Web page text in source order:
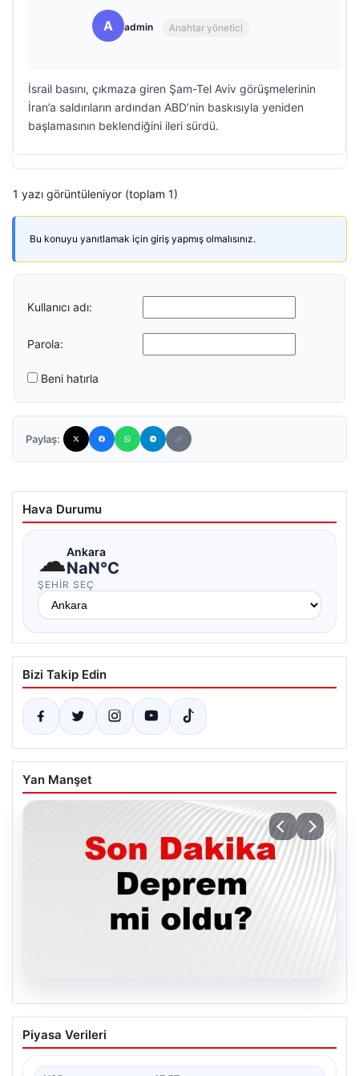
A admin Anahtar yönetici
İsrail basını, çıkmaza giren Şam-Tel Aviv görüşmelerinin
İran’a saldırıların ardından ABD’nin baskısıyla yeniden
başlamasının beklendiğini ileri sürdü.
1 yazı görüntüleniyor (toplam 1)
Bu konuyu yanıtlamak için giriş yapmış olmalısınız.
Kullanıcı adı:
Parola:
Beni hatırla
Paylaş:
Hava Durumu
☁Ankara
NaN°C
ŞEHIR SEÇ
Bizi Takip Edin
Yan Manşet
05.08.2026
Son dakika deprem mi oldu? Az önce
deprem nerede oldu? İstanbul, Ankara,
Piyasa Verileri